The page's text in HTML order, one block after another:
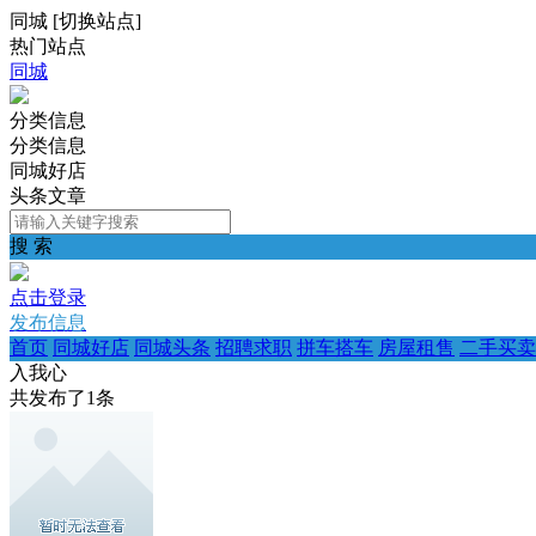
同城 [切换站点]
热门站点
同城
分类信息
分类信息
同城好店
头条文章
搜 索
点击登录
发布信息
首页 同城好店 同城头条 招聘求职 拼车搭车 房屋租售 二手买卖
入我心
共发布了1条